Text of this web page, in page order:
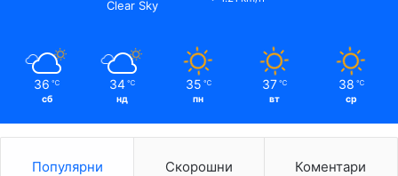
Clear Sky
36 ℃
сб
34 ℃
нд
35 ℃
пн
37 ℃
вт
38 ℃
ср
Популярни Скорошни Коментари